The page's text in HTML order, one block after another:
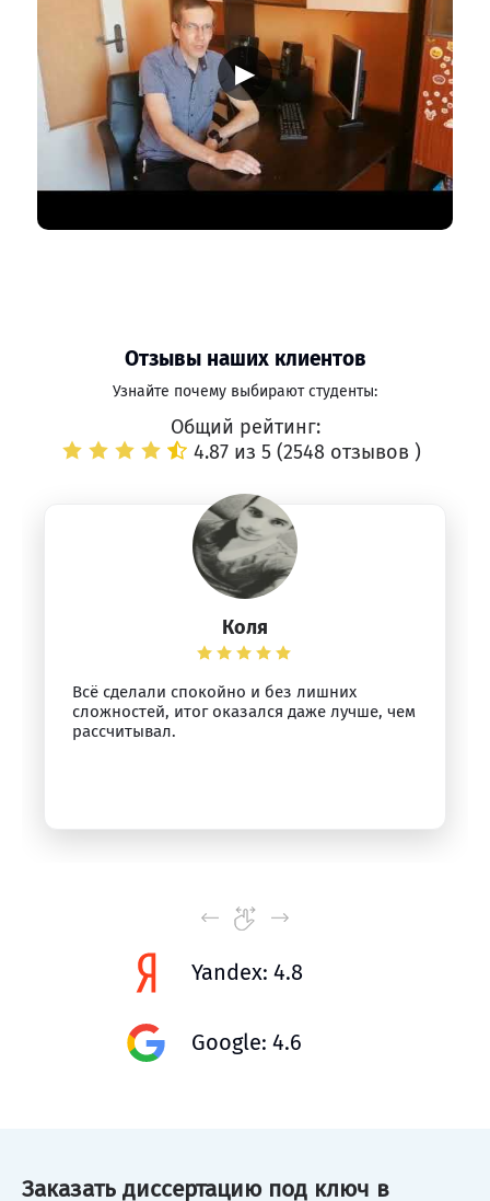
▶
Отзывы наших клиентов
Узнайте почему выбирают студенты:
Общий рейтинг:
4.87 из 5 (2548 отзывов )
Коля
Всё сделали спокойно и без лишних
сложностей, итог оказался даже лучше, чем
рассчитывал.
Yandex: 4.8
Google: 4.6
Заказать диссертацию под ключ в